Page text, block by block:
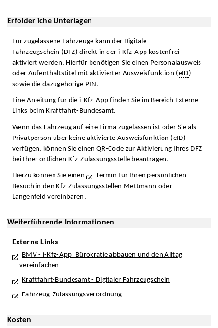
Erfolderliche Unterlagen
Für zugelassene Fahrzeuge kann der Digitale
Fahrzeugschein (DFZ) direkt in der i-Kfz-App kostenfrei
aktiviert werden. Hierfür benötigen Sie einen Personalausweis
oder Aufenthaltstitel mit aktivierter Ausweisfunktion (eID)
sowie die dazugehörige PIN.
Eine Anleitung für die i-Kfz-App finden Sie im Bereich Externe-
Links beim Kraftfahrt-Bundesamt.
Wenn das Fahrzeug auf eine Firma zugelassen ist oder Sie als
Privatperson über keine aktivierte Ausweisfunktion ( eID)
verfügen, können Sie einen QR-Code zur Aktivierung Ihres DFZ
bei Ihrer örtlichen Kfz-Zulassungsstelle beantragen.
Hierzu können Sie einen Termin für Ihren persönlichen
Besuch in den Kfz-Zulassungsstellen Mettmann oder
Langenfeld vereinbaren.
Weiterführende Informationen
Externe Links
BMV - i-Kfz-App: Bürokratie abbauen und den Alltag
vereinfachen
Kraftfahrt-Bundesamt - Digitaler Fahrzeugschein
Fahrzeug-Zulassungsverordnung
Kosten